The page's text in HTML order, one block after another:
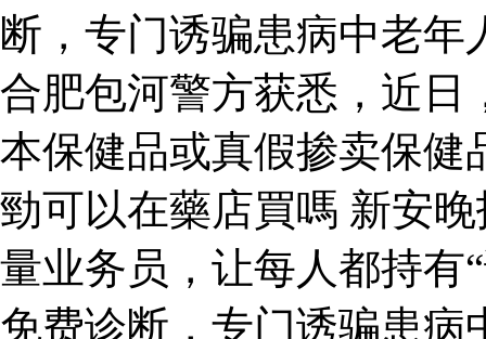
断，专门诱骗患病中老
合肥包河警方获悉，近日
本保健品或真假掺卖保健
勁可以在藥店買嗎 新安
量业务员，让每人都持有
免费诊断，专门诱骗患